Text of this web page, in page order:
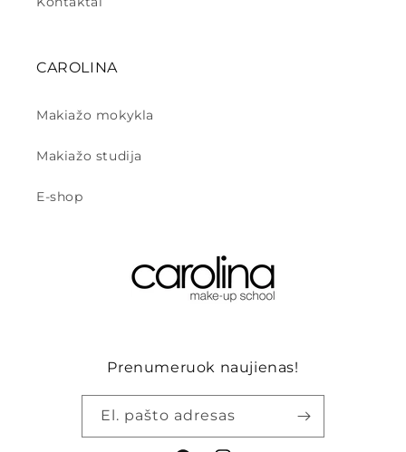
CAROLINA
Makiažo mokykla
Makiažo studija
E-shop
Prenumeruok naujienas!
El. pašto adresas